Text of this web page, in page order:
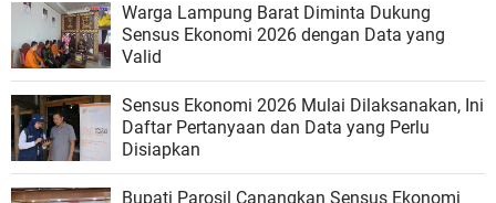
Warga Lampung Barat Diminta Dukung
Sensus Ekonomi 2026 dengan Data yang
Valid
Sensus Ekonomi 2026 Mulai Dilaksanakan, Ini
Daftar Pertanyaan dan Data yang Perlu
Disiapkan
Bupati Parosil Canangkan Sensus Ekonomi